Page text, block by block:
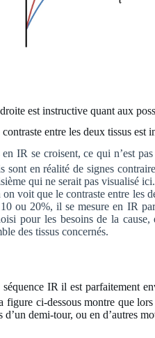
est instructive quant aux
entre les deux tissus est
IR se croisent, ce qui n’est
sont en réalité de signes
qui ne serait pas visualisé ici.
voit que le contraste entre les
ou 20%, il se mesure en IR
pour les besoins de la
des tissus concernés.
IR il est parfaitement
figure ci-dessous montre que
demi-tour, ou en d’autres